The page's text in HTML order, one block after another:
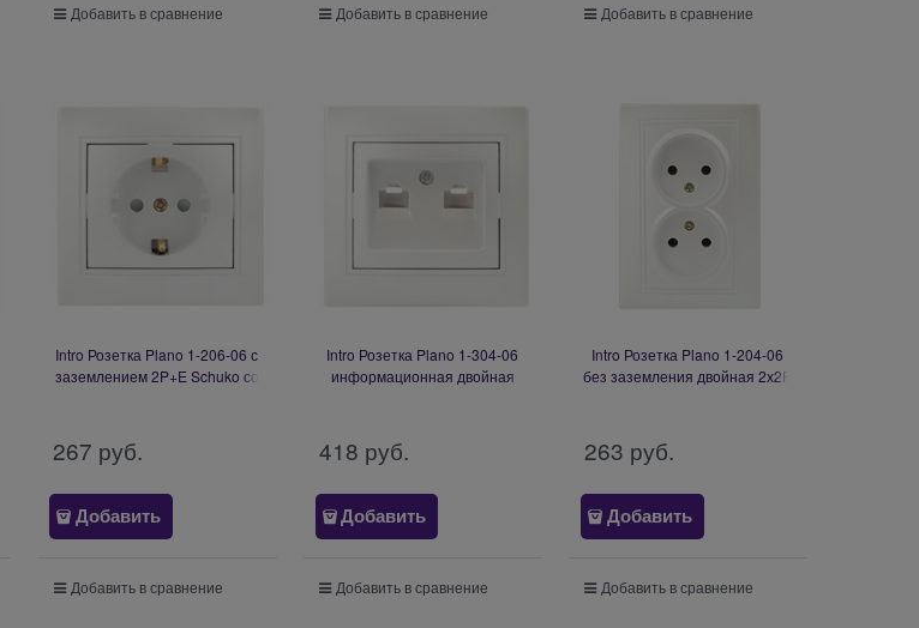
Добавить в сравнение Добавить в сравнение Добавить в сравнение
Intro Розетка Plano 1-206-06 с
заземлением 2P+E Schuko со
267 руб.
Добавить
Добавить в сравнение
Intro Розетка Plano 1-304-06
информационная двойная
418 руб.
Добавить
Добавить в сравнение
Intro Розетка Plano 1-204-06
без заземления двойная 2х2P,
263 руб.
Добавить
Добавить в сравнение